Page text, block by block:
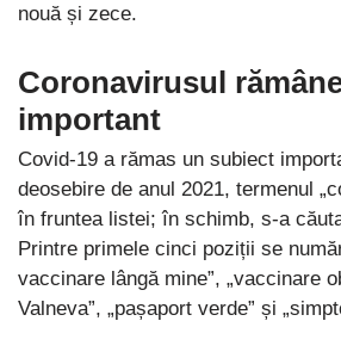
nouă și zece.
Coronavirusul
important
Covid-19 a rămas un subiect
deosebire de anul 2021, termenul
în fruntea listei; în schimb, s-a
Printre primele cinci poziții se
vaccinare lângă mine”, „vaccinare
Valneva”, „pașaport verde” și